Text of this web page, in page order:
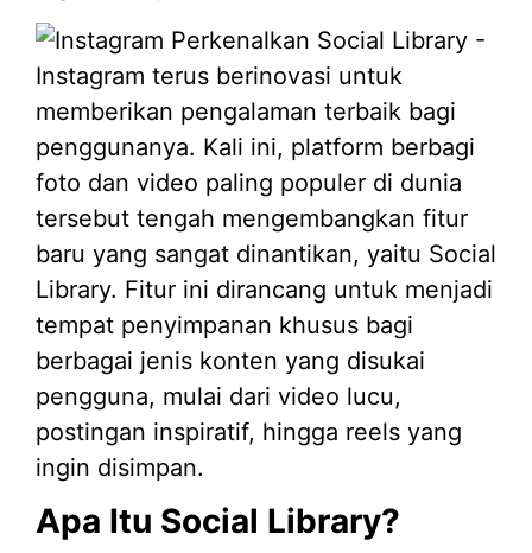
Apa Itu Social Library?